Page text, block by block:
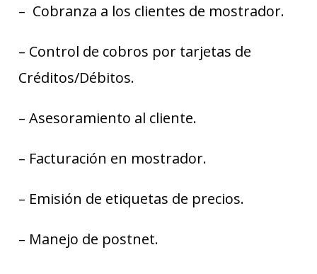
– Cobranza a los clientes de mostrador.
– Control de cobros por tarjetas de
Créditos/Débitos.
– Asesoramiento al cliente.
– Facturación en mostrador.
– Emisión de etiquetas de precios.
– Manejo de postnet.